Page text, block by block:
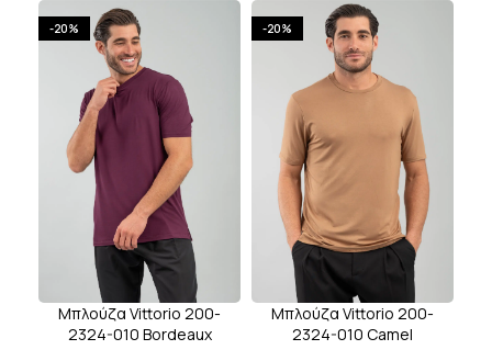
-20%
Μπλούζα Vittorio 200-
2324-010 Bordeaux
-20%
Μπλούζα Vittorio 200-
2324-010 Camel